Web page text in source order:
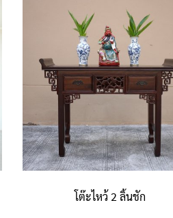
โต๊ะไหว้ 2 ลิ้นชัก